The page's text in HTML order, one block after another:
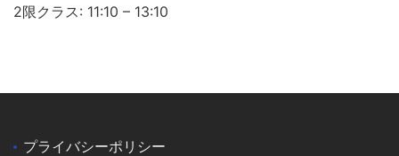
2限クラス: 11:10 – 13:10
プライバシーポリシー